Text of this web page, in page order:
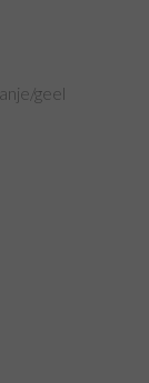
geel